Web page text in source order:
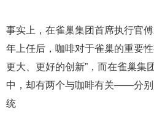
事实上，在雀巢集团首席执行官
年上任后，咖啡对于雀巢的重要性
更大、更好的创新”，而在雀巢集
中，却有两个与咖啡有关——分别
统